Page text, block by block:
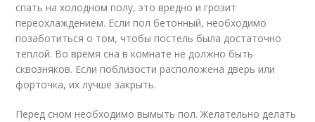
спать на холодном полу, это вредно и грозит
переохлаждением. Если пол бетонный, необходимо
позаботиться о том, чтобы постель была достаточно
теплой. Во время сна в комнате не должно быть
сквозняков. Если поблизости расположена дверь или
форточка, их лучше закрыть.
Перед сном необходимо вымыть пол. Желательно делать